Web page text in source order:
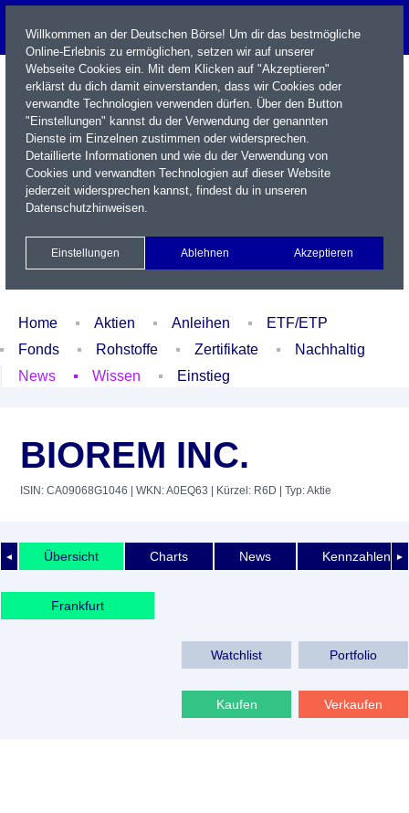
Name / WKN / ISIN / Kürzel
Xetra Realtime
Watchlist Portfolio Login
Home Aktien Anleihen
ETF/ETP
Fonds
Rohstoffe Zertifikate
Nachhaltig
News
Wissen Einstieg
BIOREM INC.
ISIN: CA09068G1046 | WKN: A0EQ63 | Kürzel: R6D | Typ: Aktie
◄ ►
Übersicht Charts News Kennzahlen
Frankfurt
Watchlist Portfolio
Kaufen Verkaufen
Willkommen an der Deutschen Börse! Um dir das bestmögliche
Online-Erlebnis zu ermöglichen, setzen wir auf unserer
Webseite Cookies ein. Mit dem Klicken auf "Akzeptieren"
erklärst du dich damit einverstanden, dass wir Cookies oder
verwandte Technologien verwenden dürfen. Über den Button
"Einstellungen" kannst du der Verwendung der genannten
Dienste im Einzelnen zustimmen oder widersprechen.
Detaillierte Informationen und wie du der Verwendung von
Cookies und verwandten Technologien auf dieser Website
jederzeit widersprechen kannst, findest du in unseren
Datenschutzhinweisen.
Einstellungen Ablehnen Akzeptieren